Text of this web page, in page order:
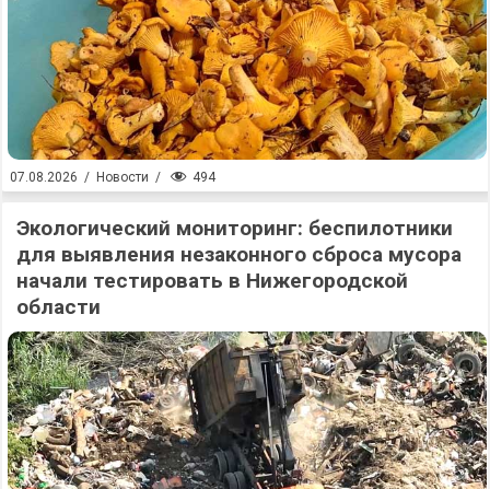
07.08.2026 / Новости / 494
Экологический мониторинг: беспилотники
для выявления незаконного сброса мусора
начали тестировать в Нижегородской
области